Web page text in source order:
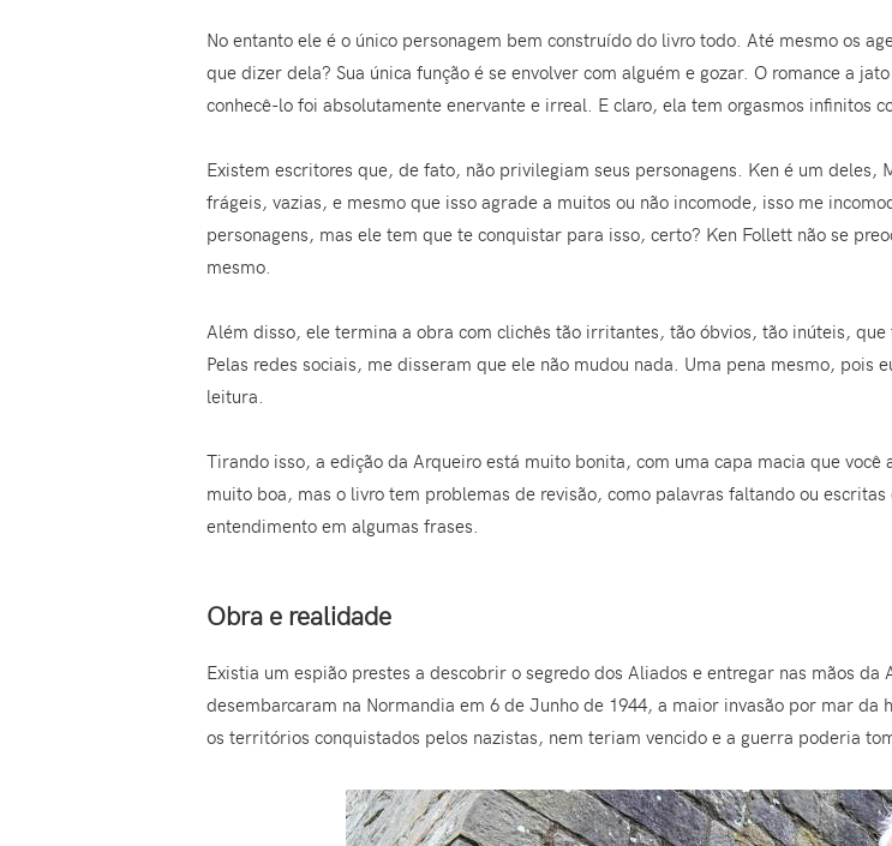
No entanto ele é o único personagem bem construído do livro todo. Até mesmo os
que dizer dela? Sua única função é se envolver com alguém e gozar. O romance a
conhecê-lo foi absolutamente enervante e irreal. E claro, ela tem orgasmos infinitos
Existem escritores que, de fato, não privilegiam seus personagens. Ken é um
frágeis, vazias, e mesmo que isso agrade a muitos ou não incomode, isso me
personagens, mas ele tem que te conquistar para isso, certo? Ken Follett não se
mesmo.
Além disso, ele termina a obra com clichês tão irritantes, tão óbvios, tão inúteis,
Pelas redes sociais, me disseram que ele não mudou nada. Uma pena mesmo,
leitura.
Tirando isso, a edição da Arqueiro está muito bonita, com uma capa macia que
muito boa, mas o livro tem problemas de revisão, como palavras faltando ou
entendimento em algumas frases.
Obra e realidade
Existia um espião prestes a descobrir o segredo dos Aliados e entregar nas mãos
desembarcaram na Normandia em 6 de Junho de 1944, a maior invasão por mar
os territórios conquistados pelos nazistas, nem teriam vencido e a guerra poderia